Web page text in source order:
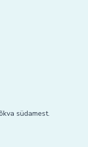
südamest.